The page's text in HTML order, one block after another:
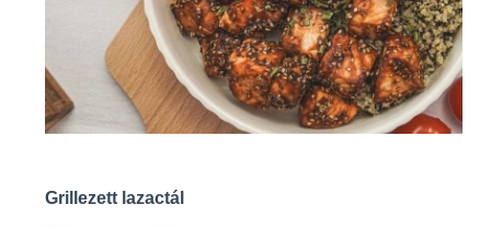
Grillezett lazactál